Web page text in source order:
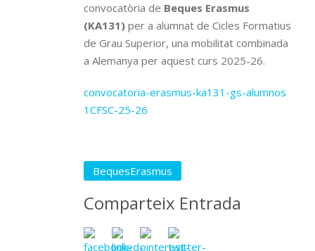
convocatòria de Beques Erasmus
(KA131) per a alumnat de Cicles Formatius
de Grau Superior, una mobilitat combinada
a Alemanya per aquest curs 2025-26.
convocatoria-erasmus-ka131-gs-alumnos
1CFSC-25-26
BequesErasmus
Comparteix Entrada